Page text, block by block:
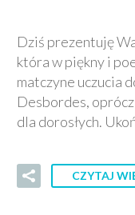
Dziś prezentuję
która w piękny i
matczyne uczucia
Desbordes,
dla dorosłych.
CZYTAJ